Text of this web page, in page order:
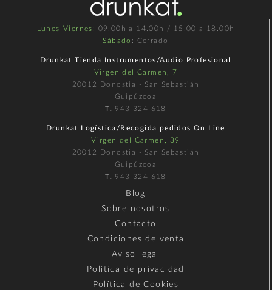
Lunes-Viernes : 09.00h a 14.00h / 15.00 a 18.00h
Sábado : Cerrado
Drunkat Tienda Instrumentos/Audio Profesional
Virgen del Carmen, 7
20012 Donostia - San Sebastián
Guipúzcoa
T. 943 324 618
Drunkat Logística/Recogida pedidos On Line
Virgen del Carmen, 39
20012 Donostia - San Sebastián
Guipúzcoa
T. 943 324 618
Blog
Sobre nosotros
Contacto
Condiciones de venta
Aviso legal
Política de privacidad
Política de Cookies